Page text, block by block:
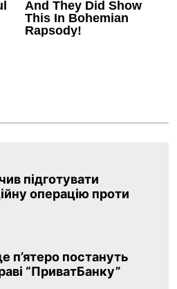
підготувати
операцію проти
п’ятеро постануть
“ПриватБанку”